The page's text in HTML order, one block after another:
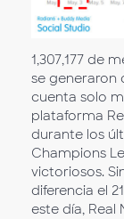
1,307,177 de
se generaron
cuenta solo
plataforma
durante los
Champions
victoriosos.
diferencia el
este día, Real